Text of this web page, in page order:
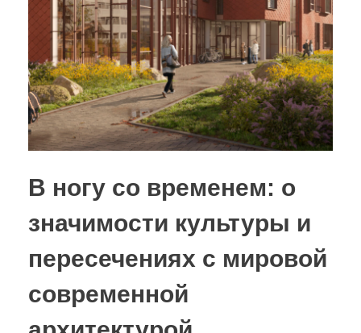
В ногу со временем: о
значимости культуры и
пересечениях с мировой
современной